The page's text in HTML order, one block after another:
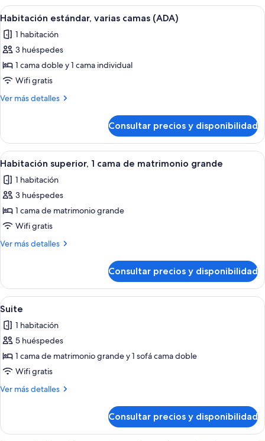
varias
camas
Abrir
todas
las
fotos
de
Habitación
estándar,
(ADA)
Habitación de hotel con dos camas,
2
Habitación estándar, varias camas (ADA)
1 habitación
3 huéspedes
1 cama doble y 1 cama individual
Wifi gratis
Ver más detalles
Más
estándar,
varias
camas
Consultar precios y disponibilidad
Abrir
todas
las
fotos
de
Habitación
superior,
de
matrimonio
grande
Ropa de cama de alta calidad,
3
Habitación superior, 1 cama de matrimonio grande
1 habitación
3 huéspedes
1 cama de matrimonio grande
Wifi gratis
Ver más detalles
Más
superior,
cama
matrimonio
grande
Consultar precios y disponibilidad
Abrir
todas
las
fotos
de
Suite
Un dormitorio moderno con cama,
3
Suite
1 habitación
5 huéspedes
1 cama de matrimonio grande y 1 sofá cama doble
Wifi gratis
Ver más detalles
Más
Consultar precios y disponibilidad